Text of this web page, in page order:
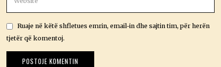
Ruaje në këtë shfletues emrin, email-in dhe sajtin tim, për herën
tjetër që komentoj.